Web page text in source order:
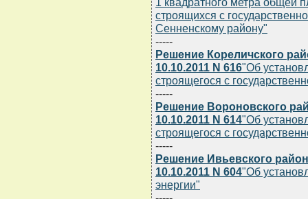
строящихся с
Сенненскому району"
-----
Решение Кореличского
10.10.2011 N 616"Об
строящегося с
-----
Решение Вороновского
10.10.2011 N 614"Об
строящегося с
-----
Решение Ивьевского
10.10.2011 N 604"Об
энергии"